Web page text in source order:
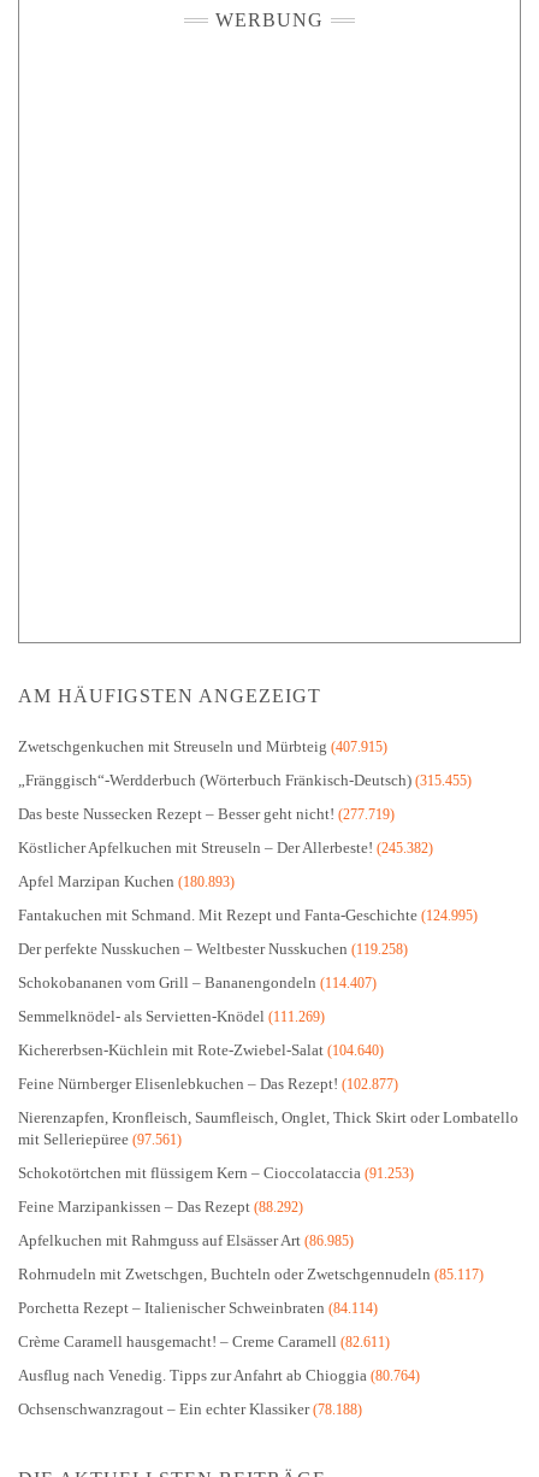
WERBUNG
AM HÄUFIGSTEN ANGEZEIGT
Zwetschgenkuchen mit Streuseln und Mürbteig (407.915)
„Fränggisch“-Werdderbuch (Wörterbuch Fränkisch-Deutsch) (315.455)
Das beste Nussecken Rezept – Besser geht nicht! (277.719)
Köstlicher Apfelkuchen mit Streuseln – Der Allerbeste! (245.382)
Apfel Marzipan Kuchen (180.893)
Fantakuchen mit Schmand. Mit Rezept und Fanta-Geschichte (124.995)
Der perfekte Nusskuchen – Weltbester Nusskuchen (119.258)
Schokobananen vom Grill – Bananengondeln (114.407)
Semmelknödel- als Servietten-Knödel (111.269)
Kichererbsen-Küchlein mit Rote-Zwiebel-Salat (104.640)
Feine Nürnberger Elisenlebkuchen – Das Rezept! (102.877)
Nierenzapfen, Kronfleisch, Saumfleisch, Onglet, Thick Skirt oder Lombatello
mit Selleriepüree (97.561)
Schokotörtchen mit flüssigem Kern – Cioccolataccia (91.253)
Feine Marzipankissen – Das Rezept (88.292)
Apfelkuchen mit Rahmguss auf Elsässer Art (86.985)
Rohrnudeln mit Zwetschgen, Buchteln oder Zwetschgennudeln (85.117)
Porchetta Rezept – Italienischer Schweinbraten (84.114)
Crème Caramell hausgemacht! – Creme Caramell (82.611)
Ausflug nach Venedig. Tipps zur Anfahrt ab Chioggia (80.764)
Ochsenschwanzragout – Ein echter Klassiker(78.188)